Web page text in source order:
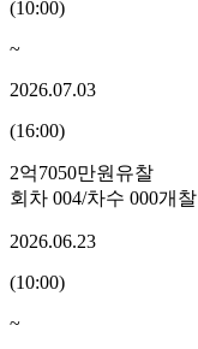
(10:00)
~
2026.07.03
(16:00)
2억7050만원 유찰
회차 004/차수 000개찰
2026.06.23
(10:00)
~